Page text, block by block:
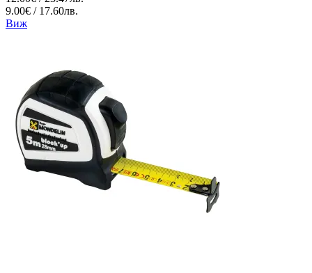
9.00€ / 17.60лв.
Виж